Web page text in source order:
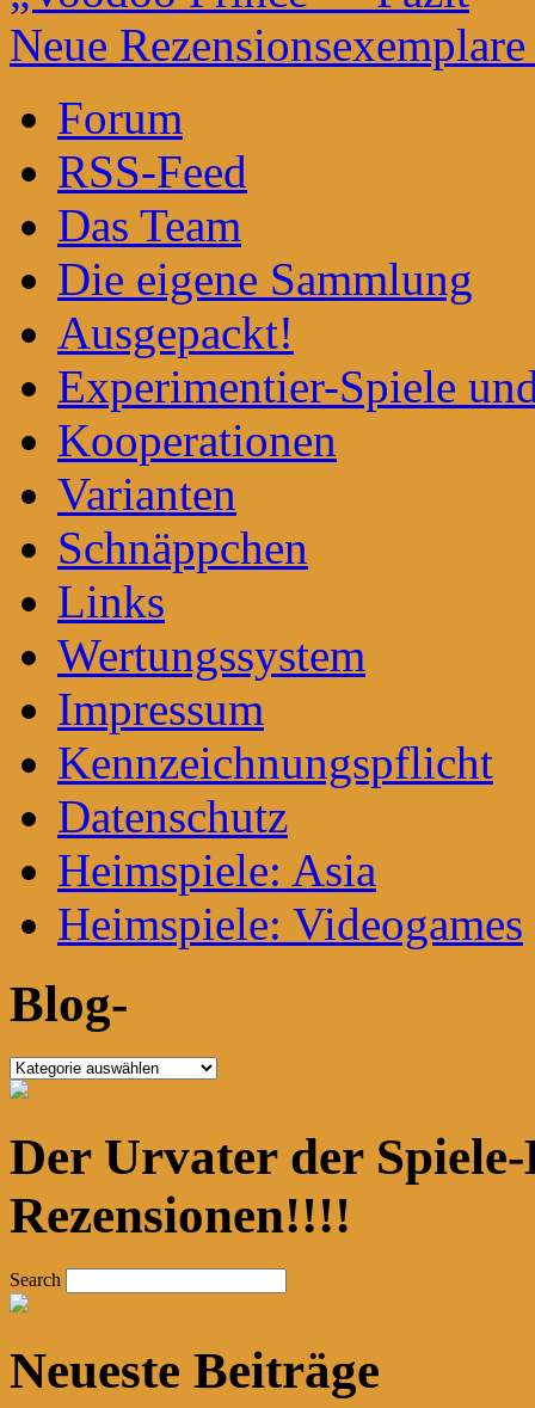
Neue
Forum
RSS-Feed
Das Team
Die eigene Sammlung
Ausgepackt!
Experimentier-Spiele
Kooperationen
Varianten
Schnäppchen
Links
Wertungssystem
Impressum
Kennzeichnungspflicht
Datenschutz
Heimspiele: Asia
Heimspiele: Videogames
Blog-
Blog-
Der Urvater der
Rezensionen!!!!
Search
Neueste Beiträge